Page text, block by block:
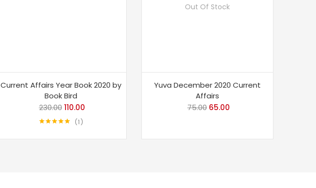
Current Affairs Year Book 2020 by
Book Bird
230.00 Original
price
110.00Current
1
Out Of Stock
Yuva December 2020 Current
Affairs
75.00 Original
65.00